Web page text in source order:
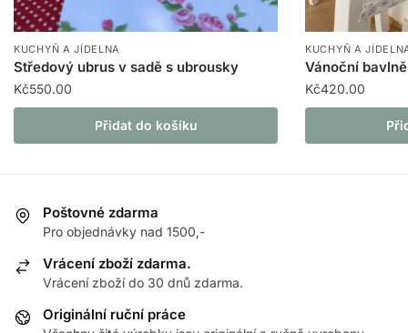
KUCHYŇ A JÍDELNA
Středový ubrus v sadě s ubrousky
Kč550.00
Přidat do košíku
KUCHYŇ A
Vánoční
Kč420.00
Poštovné zdarma
Pro objednávky nad 1500,-
Vrácení zboží zdarma.
Vrácení zboží do 30 dnů zdarma.
Originální ruční práce